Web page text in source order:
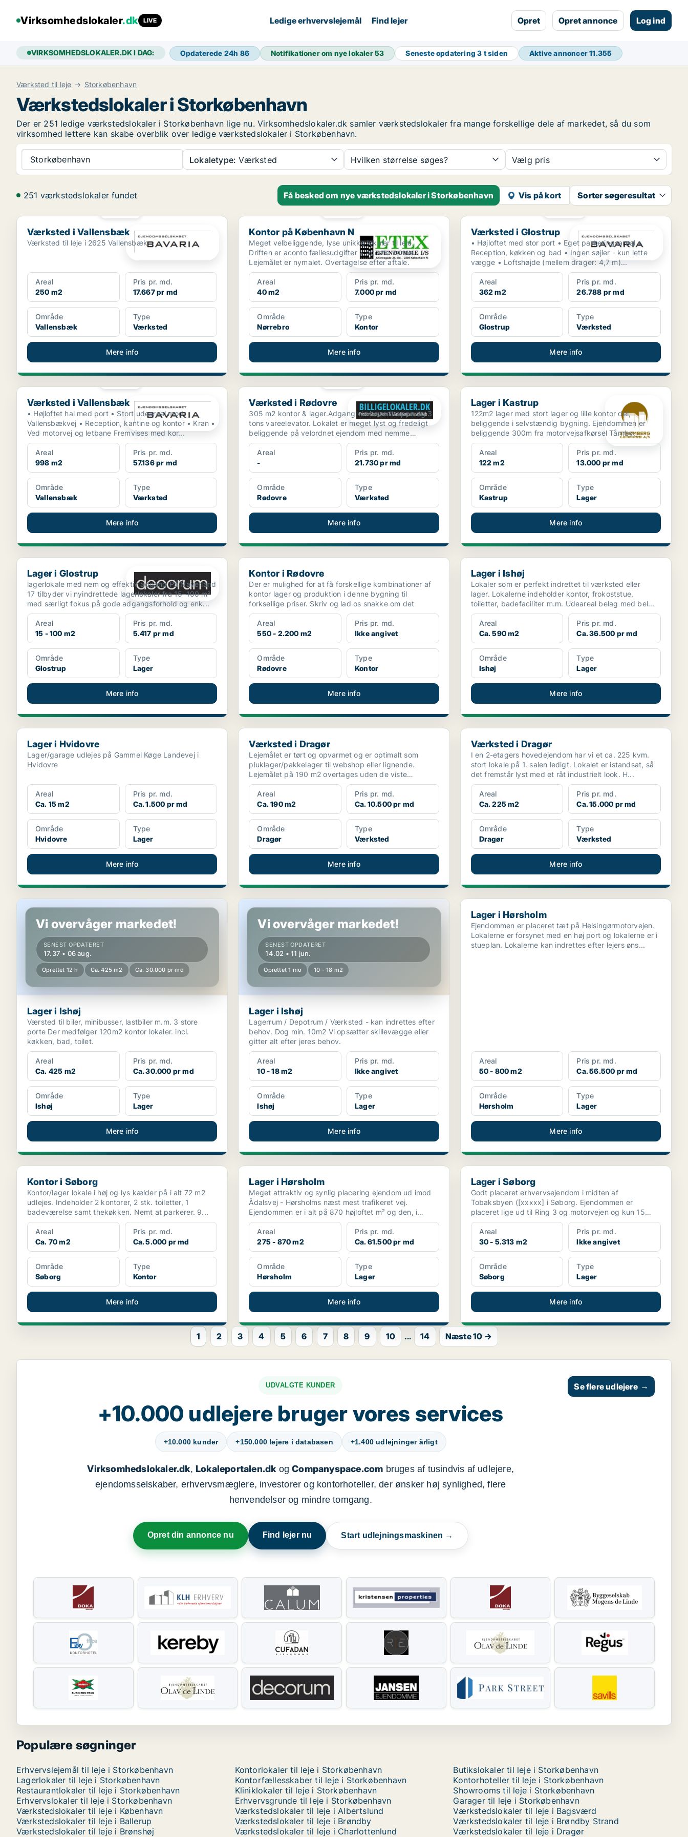
Virksomhedslokaler.dk LIVE Ledige erhvervslejemål Find lejer Opret Opret annonce Log ind
VIRKSOMHEDSLOKALER.DK I DAG: Opdaterede 24h 86 Notifikationer om nye lokaler53 Seneste opdatering3 t siden Aktive annoncer11.355
Værksted til leje Storkøbenhavn
Værkstedslokaler i Storkøbenhavn
Der er 251 ledige værkstedslokaler i Storkøbenhavn lige nu. Virksomhedslokaler.dk samler værkstedslokaler fra mange forskellige dele af markedet, så du som
virksomhed lettere kan skabe overblik over ledige værkstedslokaler i Storkøbenhavn.
Storkøbenhavn Lokaletype: Værksted Hvilken størrelse søges? Vælg pris
251 værkstedslokaler fundet Få besked om nye værkstedslokaler i Storkøbenhavn Vis på kort Sorter søgeresultat
Værksted i Vallensbæk
Værksted i Vallensbæk
Værksted til leje i 2625 Vallensbæk
Areal
250 m2
Pris pr. md.
17.667 pr md
Område
Vallensbæk
Type
Værksted
Mere info
Kontor på København N
Kontor på København N
Meget velbeliggende, lyse unikke lokaler til leje.
Driften er aconto fællesudgifter + aconto varme.
Lejemålet er nymalet. Overtagelse efter aftale.
Areal
40 m2
Pris pr. md.
7.000 pr md
Område
Nørrebro
Type
Kontor
Mere info
Værksted i Glostrup
Værksted i Glostrup
• Højloftet med stor port • Eget parkeringsareal •
Reception, køkken og bad • Ingen søjler - kun lette
vægge • Loftshøjde (mellem drager: 4,7 m)...
Areal
362 m2
Pris pr. md.
26.788 pr md
Område
Glostrup
Type
Værksted
Mere info
Værksted i Vallensbæk
Værksted i Vallensbæk
• Højloftet hal med port • Stort udeareal mod
Vallensbækvej • Reception, kantine og kontor • Kran •
Ved motorvej og letbane Fremvises med kor...
Areal
998 m2
Pris pr. md.
57.136 pr md
Område
Vallensbæk
Type
Værksted
Mere info
Værksted i Rødovre
Værksted i Rødovre
305 m2 kontor & lager.Adgang via hovedtrappe og 3
tons vareelevator. Lokalet er meget lyst og fredeligt
beliggende på velordnet ejendom med nemme
adgangsforh...
Areal
-
Pris pr. md.
21.730 pr md
Område
Rødovre
Type
Værksted
Mere info
Lager i Kastrup
Lager i Kastrup
122m2 lager med stort lager og lille kontor del,
beliggende i selvstændig bygning. Ejendommen er
beliggende 300m fra motorvejsafkørsel Tårnby.
Areal
122 m2
Pris pr. md.
13.000 pr md
Område
Kastrup
Type
Lager
Mere info
Lager i Glostrup
Lager i Glostrup
lagerlokale med nem og effektiv adgang På Naverland
17 tilbyder vi nyindrettede lagerlokaler fra 15–100 m²
med særligt fokus på gode adgangsforhold og enk...
Areal
15 - 100 m2
Pris pr. md.
5.417 pr md
Område
Glostrup
Type
Lager
Mere info
Kontor i Rødovre
Kontor i Rødovre
Der er mulighed for at få forskellige kombinationer af
kontor lager og produktion i denne bygning til
forksellige priser. Skriv og lad os snakke om det
Areal
550 - 2.200 m2
Pris pr. md.
Ikke angivet
Område
Rødovre
Type
Kontor
Mere info
Lager i Ishøj
Lager i Ishøj
Lokaler som er perfekt indrettet til værksted eller
lager. Lokalerne indeholder kontor, frokoststue,
toiletter, badefaciliter m.m. Udeareal belag med bel...
Areal
Ca. 590 m2
Pris pr. md.
Ca. 36.500 pr md
Område
Ishøj
Type
Lager
Mere info
Lager i Hvidovre
Lager i Hvidovre
Lager/garage udlejes på Gammel Køge Landevej i
Hvidovre
Areal
Ca. 15 m2
Pris pr. md.
Ca. 1.500 pr md
Område
Hvidovre
Type
Lager
Mere info
Værksted i Dragør
Værksted i Dragør
Lejemålet er tørt og opvarmet og er optimalt som
pluklager/pakkelager til webshop eller lignende.
Lejemålet på 190 m2 overtages uden de viste
rum/skillevægge...
Areal
Ca. 190 m2
Pris pr. md.
Ca. 10.500 pr md
Område
Dragør
Type
Værksted
Mere info
Værksted i Dragør
Værksted i Dragør
I en 2-etagers hovedejendom har vi et ca. 225 kvm.
stort lokale på 1. salen ledigt. Lokalet er istandsat, så
det fremstår lyst med et råt industrielt look. H...
Areal
Ca. 225 m2
Pris pr. md.
Ca. 15.000 pr md
Område
Dragør
Type
Værksted
Mere info
Lager i Ishøj
Vi overvåger markedet!
SENEST OPDATERET
17.37 • 06 aug.
Oprettet 12 h Ca. 425 m2 Ca. 30.000 pr md
Lager i Ishøj
Værsted til biler, minibusser, lastbiler m.m. 3 store
porte Der medfølger 120m2 kontor lokaler. incl.
køkken, bad, toilet.
Areal
Ca. 425 m2
Pris pr. md.
Ca. 30.000 pr md
Område
Ishøj
Type
Lager
Mere info
Lager i Ishøj
Vi overvåger markedet!
SENEST OPDATERET
14.02 • 11 jun.
Oprettet 1 mo 10 - 18 m2
Lager i Ishøj
Lagerrum / Depotrum / Værksted - kan indrettes efter
behov. Dog min. 10m2 Vi opsætter skillevægge eller
gitter alt efter jeres behov.
Areal
10 - 18 m2
Pris pr. md.
Ikke angivet
Område
Ishøj
Type
Lager
Mere info
Lager i Hørsholm
Lager i Hørsholm
Ejendommen er placeret tæt på Helsingørmotorvejen.
Lokalerne er forsynet med en høj port og lokalerne er i
stueplan. Lokalerne kan indrettes efter lejers øns...
Areal
50 - 800 m2
Pris pr. md.
Ca. 56.500 pr md
Område
Hørsholm
Type
Lager
Mere info
Kontor i Søborg
Kontor i Søborg
Kontor/lager lokale i høj og lys kælder på i alt 72 m2
udlejes. Indeholder 2 kontorer, 2 stk. toiletter, 1
badeværelse samt thekøkken. Nemt at parkerer. 9...
Areal
Ca. 70 m2
Pris pr. md.
Ca. 5.000 pr md
Område
Søborg
Type
Kontor
Mere info
Lager i Hørsholm
Lager i Hørsholm
Meget attraktiv og synlig placering ejendom ud imod
Ådalsvej - Hørsholms næst mest trafikeret vej.
Ejendommen er i alt på 870 højloftet m² og den, i
ejendomm...
Areal
275 - 870 m2
Pris pr. md.
Ca. 61.500 pr md
Område
Hørsholm
Type
Lager
Mere info
Lager i Søborg
Lager i Søborg
Godt placeret erhvervsejendom i midten af
Tobaksbyen ([xxxxx] i Søborg. Ejendommen er
placeret lige ud til Ring 3 og motorvejen og kun 15
minutters kørse...
Areal
30 - 5.313 m2
Pris pr. md.
Ikke angivet
Område
Søborg
Type
Lager
Mere info
1 2 3 4 5 6 7 8 9 10 ... 14 Næste 10 →
UDVALGTE KUNDER
+10.000 udlejere bruger vores services
+10.000 kunder +150.000 lejere i databasen +1.400 udlejninger årligt
Virksomhedslokaler.dk, Lokaleportalen.dkogCompanyspace.com bruges af tusindvis af udlejere,
ejendomsselskaber, erhvervsmæglere, investorer og kontorhoteller, der ønsker høj synlighed, flere
henvendelser og mindre tomgang.
Opret din annonce nu Find lejer nu Start udlejningsmaskinen →
Se flere udlejere →
Populære søgninger
Erhvervslejemål til leje i Storkøbenhavn Kontorlokaler til leje i Storkøbenhavn
Butikslokaler til leje i Storkøbenhavn
Lagerlokaler til leje i Storkøbenhavn
Kontorfællesskaber til leje i Storkøbenhavn
Kontorhoteller til leje i Storkøbenhavn
Restaurantlokaler til leje i Storkøbenhavn
Kliniklokaler til leje i Storkøbenhavn
Showrooms til leje i Storkøbenhavn
Erhvervslokaler til leje i Storkøbenhavn
Erhvervsgrunde til leje i Storkøbenhavn
Garager til leje i Storkøbenhavn
Værkstedslokaler til leje i København
Værkstedslokaler til leje i Albertslund
Værkstedslokaler til leje i Bagsværd
Værkstedslokaler til leje i Ballerup
Værkstedslokaler til leje i Brøndby
Værkstedslokaler til leje i Brøndby Strand
Værkstedslokaler til leje i Brønshøj
Værkstedslokaler til leje i Charlottenlund
Værkstedslokaler til leje i Dragør